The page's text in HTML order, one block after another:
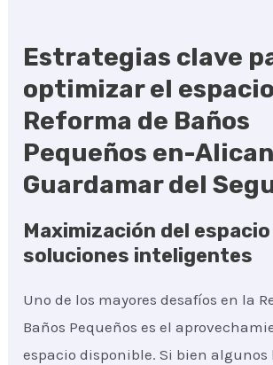
Estrategias clave
optimizar el
Reforma de Baños
Pequeños en-
Guardamar del
Maximización del
soluciones inteligentes
Uno de los mayores desafíos en la
Baños Pequeños es el
espacio disponible. Si bien algunos